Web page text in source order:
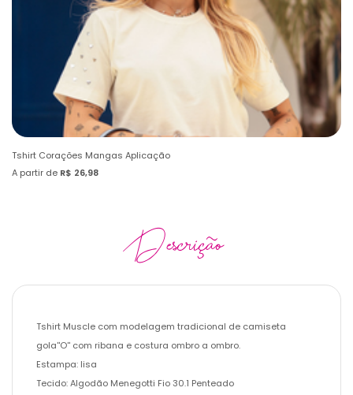
Tshirt Corações Mangas Aplicação
A partir de R$ 26,98
Descrição
Tshirt Muscle com modelagem tradicional de camiseta
gola''O'' com ribana e costura ombro a ombro.
Estampa: lisa
Tecido: Algodão Menegotti Fio 30.1 Penteado